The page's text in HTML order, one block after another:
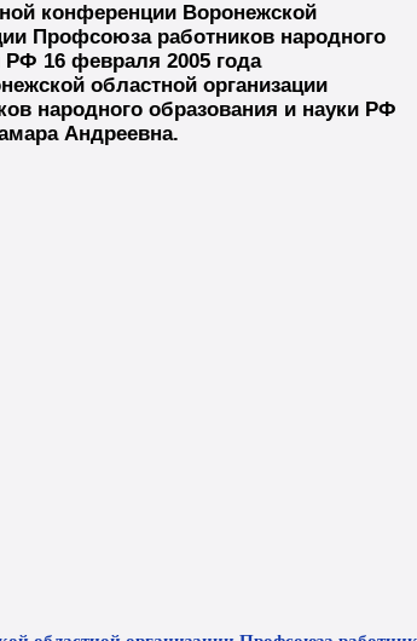
конференции Воронежской
Профсоюза работников народного
РФ 16 февраля 2005 года
областной организации
народного образования и науки РФ
Андреевна.